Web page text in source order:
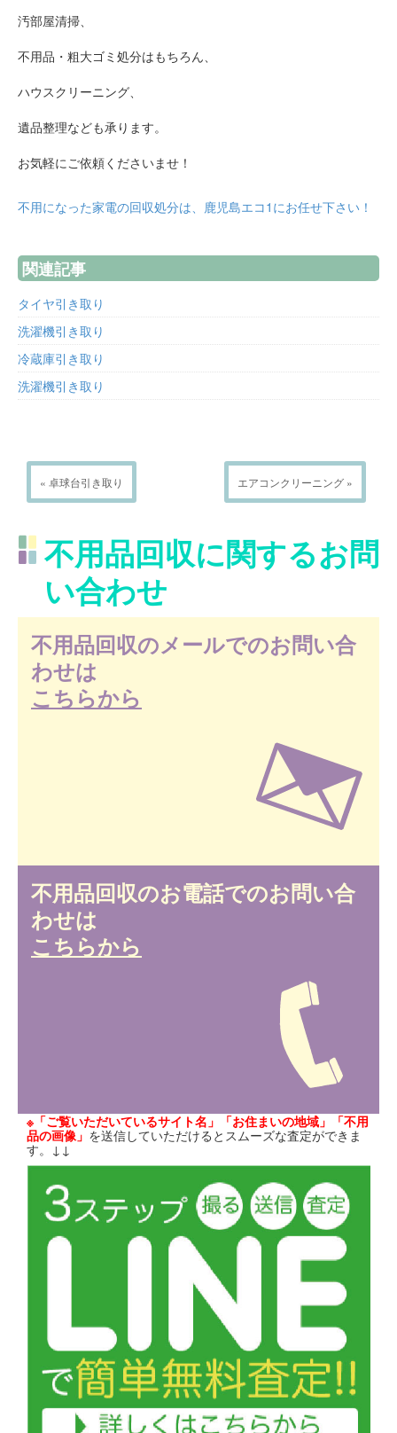
汚部屋清掃、
不用品・粗大ゴミ処分はもちろん、
ハウスクリーニング、
遺品整理なども承ります。
お気軽にご依頼くださいませ！
不用になった家電の回収処分は、鹿児島エコ1にお任せ下さい！
関連記事
タイヤ引き取り
洗濯機引き取り
冷蔵庫引き取り
洗濯機引き取り
« 卓球台引き取り エアコンクリーニング »
不用品回収に関するお問
い合わせ
不用品回収のメールでのお問い合
わせは
こちらから
不用品回収のお電話でのお問い合
わせは
こちらから
※「ご覧いただいているサイト名」「お住まいの地域」「不用
品の画像」 を送信していただけるとスムーズな査定ができま
す。↓↓